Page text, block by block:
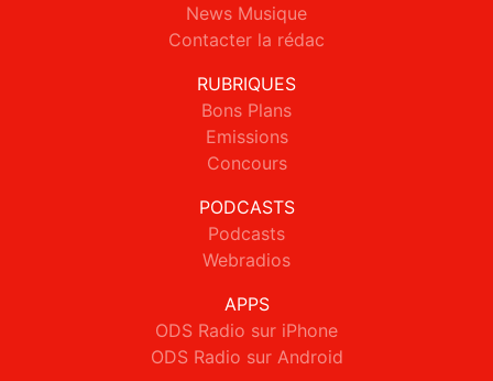
News Musique
Contacter la rédac
RUBRIQUES
Bons Plans
Emissions
Concours
PODCASTS
Podcasts
Webradios
APPS
ODS Radio sur iPhone
ODS Radio sur Android